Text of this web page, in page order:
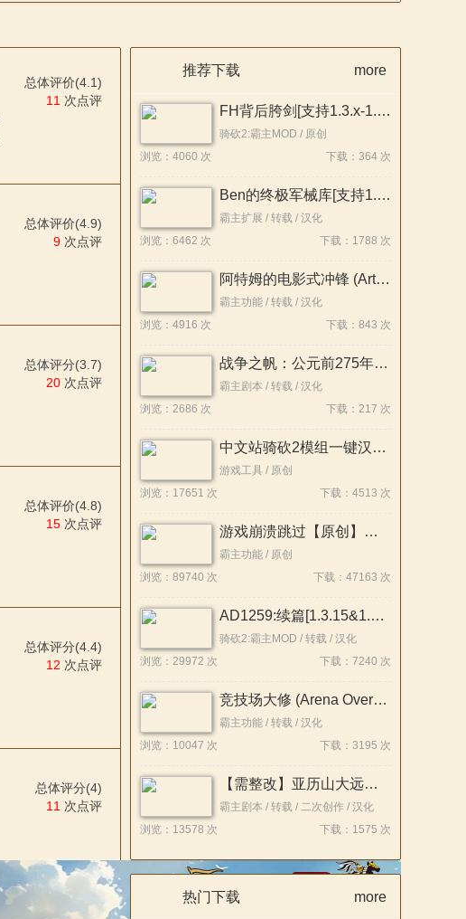
总体评价(4.1)
11 次点评
总体评价(4.9)
9 次点评
总体评分(3.7)
20 次点评
总体评价(4.8)
15 次点评
总体评分(4.4)
12 次点评
总体评分(4)
11 次点评
推荐下载 more
FH背后胯剑[支持1.3.x-1.4.x][无需四前置][原创]
骑砍2:霸主MOD / 原创
浏览：4060 次
下载：364 次
Ben的终极军械库[支持1.4.X][外置汉化版]
霸主扩展 / 转载 / 汉化
浏览：6462 次
下载：1788 次
阿特姆的电影式冲锋 (ArtemsCinematicCharges) 简体/繁體中文化
霸主功能 / 转载 / 汉化
浏览：4916 次
下载：843 次
战争之帆：公元前275年【支持 1.4.5｜需要“战帆”DLC｜简/繁体中文汉化】
霸主剧本 / 转载 / 汉化
浏览：2686 次
下载：217 次
中文站骑砍2模组一键汉化工具v1.4 | 支持DeepSeek/AI智能翻译 | 小白秒上手
游戏工具 / 原创
浏览：17651 次
下载：4513 次
游戏崩溃跳过【原创】【支持游戏版本1.2.12-1.4.6】
霸主功能 / 原创
浏览：89740 次
下载：47163 次
AD1259:续篇[1.3.15&1.4.6][陆战&海战][外置汉化版]
骑砍2:霸主MOD / 转载 / 汉化
浏览：29972 次
下载：7240 次
竞技场大修 (Arena Overhaul) 简体/繁體中文化
霸主功能 / 转载 / 汉化
浏览：10047 次
下载：3195 次
【需整改】亚历山大远征记1.1修正稳定版
霸主剧本 / 转载 / 二次创作 / 汉化
浏览：13578 次
下载：1575 次
热门下载 more